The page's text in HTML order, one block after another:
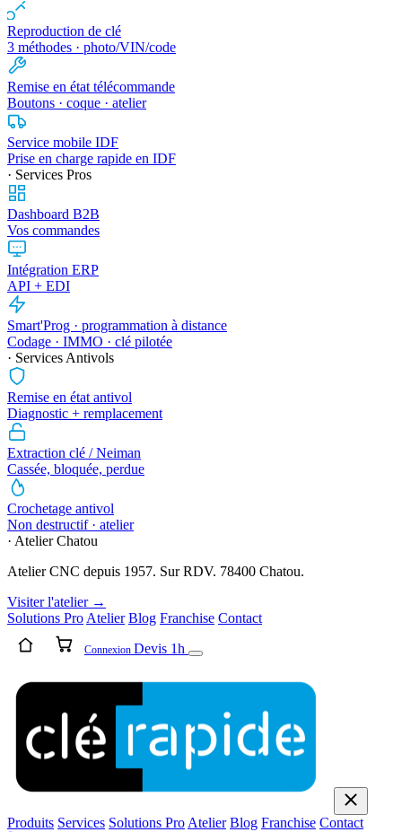
Reproduction de clé
3 méthodes · photo/VIN/code
Remise en état télécommande
Boutons · coque · atelier
Service mobile IDF
Prise en charge rapide en IDF
· Services Pros
Dashboard B2B
Vos commandes
Intégration ERP
API + EDI
Smart'Prog · programmation à distance
Codage · IMMO · clé pilotée
· Services Antivols
Remise en état antivol
Diagnostic + remplacement
Extraction clé / Neiman
Cassée, bloquée, perdue
Crochetage antivol
Non destructif · atelier
· Atelier Chatou
Atelier CNC depuis 1957. Sur RDV. 78400 Chatou.
Visiter l'atelier →
Solutions Pro Atelier Blog Franchise Contact
Connexion Devis 1h
Produits Services Solutions Pro Atelier Blog Franchise Contact